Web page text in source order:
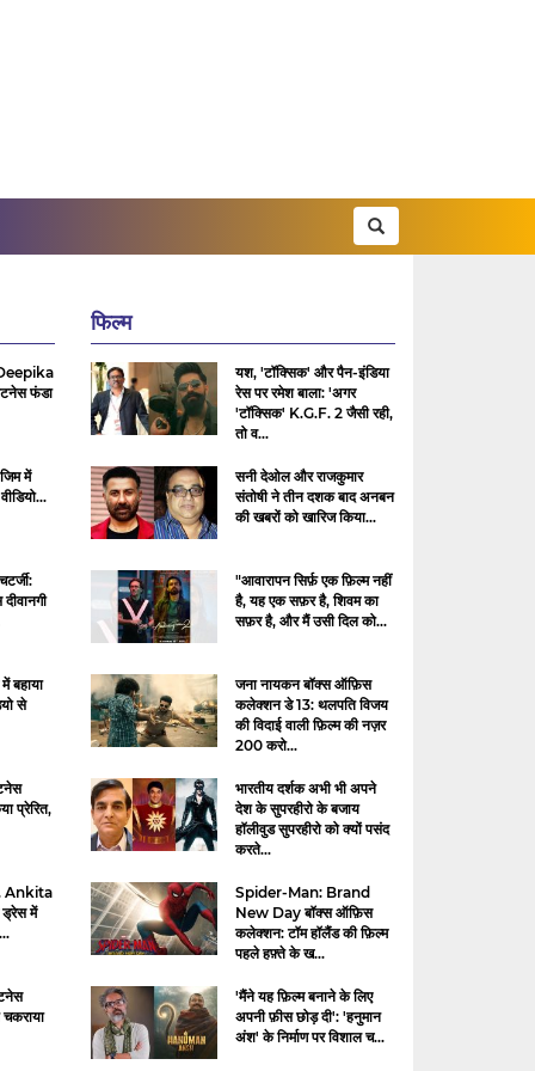
फंडा
में
बहाया
से
प्रेरित,
Ankita
में
चकराया
फिल्म
यश, 'टॉक्सिक' और पैन-इंडिया
रेस पर रमेश बाला: 'अगर
'टॉक्सिक' K.G.F. 2 जैसी रही,
तो व...
सनी देओल और राजकुमार
संतोषी ने तीन दशक बाद अनबन
की खबरों को खारिज किया...
"आवारापन सिर्फ़ एक फ़िल्म नहीं
है, यह एक सफ़र है, शिवम का
सफ़र है, और मैं उसी दिल को...
जना नायकन बॉक्स ऑफ़िस
कलेक्शन डे 13: थलपति विजय
की विदाई वाली फ़िल्म की नज़र
200 करो...
भारतीय दर्शक अभी भी अपने
देश के सुपरहीरो के बजाय
हॉलीवुड सुपरहीरो को क्यों पसंद
करते...
Spider-Man: Brand
New Day बॉक्स ऑफ़िस
कलेक्शन: टॉम हॉलैंड की फ़िल्म
पहले हफ़्ते के ख...
'मैंने यह फ़िल्म बनाने के लिए
अपनी फ़ीस छोड़ दी': 'हनुमान
अंश' के निर्माण पर विशाल च...